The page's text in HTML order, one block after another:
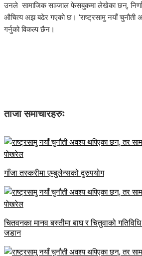
उनले सामाजिक सञ्जाल फेसबुकमा लेखेका छन्,
औचित्य अझ बढेर गएको छ। ‘राष्ट्रसामु नयाँ चुनौती
गर्नुको विकल्प छैन।
ताजा समाचारहरुः
गाँजा तस्करीमा एम्बुलेन्सको दुरुपयोग
चितवनका मानव बस्तीमा बाघ र चितुवाको
जडान